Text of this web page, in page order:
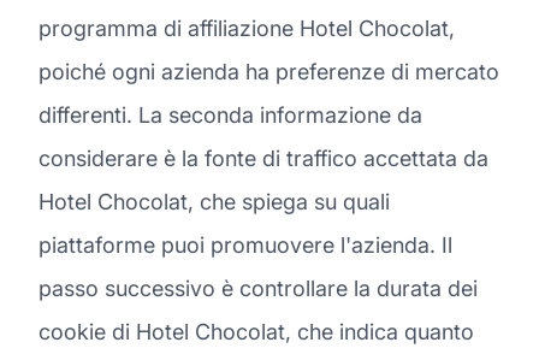
programma di affiliazione Hotel Chocolat,
poiché ogni azienda ha preferenze di mercato
differenti. La seconda informazione da
considerare è la fonte di traffico accettata da
Hotel Chocolat, che spiega su quali
piattaforme puoi promuovere l'azienda. Il
passo successivo è controllare la durata dei
cookie di Hotel Chocolat, che indica quanto